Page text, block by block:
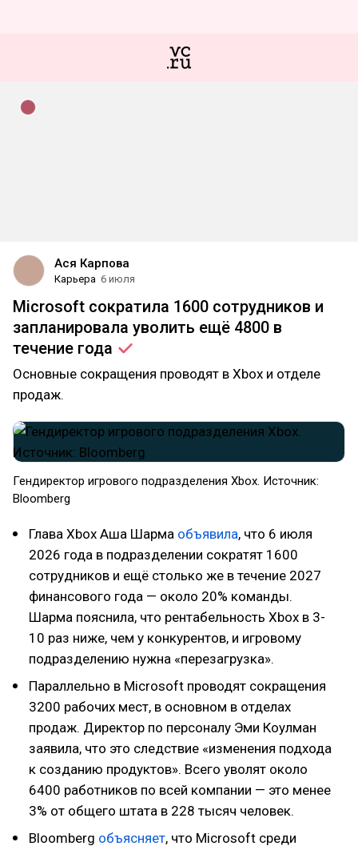
Ася Карпова
Карьера 6 июля
Microsoft сократила 1600 сотрудников и
запланировала уволить ещё 4800 в
течение года
Основные сокращения проводят в Xbox и отделе
продаж.
Гендиректор игрового подразделения Xbox. Источник:
Bloomberg
Глава Xbox Аша Шарма объявила, что 6 июля
2026 года в подразделении сократят 1600
сотрудников и ещё столько же в течение 2027
финансового года — около 20% команды.
Шарма пояснила, что рентабельность Xbox в 3-
10 раз ниже, чем у конкурентов, и игровому
подразделению нужна «перезагрузка».
Параллельно в Microsoft проводят сокращения
3200 рабочих мест, в основном в отделах
продаж. Директор по персоналу Эми Коулман
заявила, что это следствие «изменения подхода
к созданию продуктов». Всего уволят около
6400 работников по всей компании — это менее
3% от общего штата в 228 тысяч человек.
Bloomberg объясняет, что Microsoft среди